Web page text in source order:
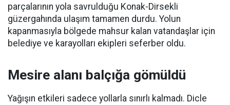
parçalarının yola savrulduğu Konak-Dirsekli
güzergahında ulaşım tamamen durdu. Yolun
kapanmasıyla bölgede mahsur kalan vatandaşlar için
belediye ve karayolları ekipleri seferber oldu.
Mesire alanı balçığa gömüldü
Yağışın etkileri sadece yollarla sınırlı kalmadı. Dicle